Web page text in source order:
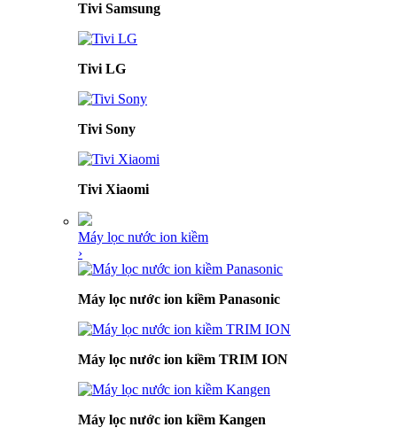
Tivi Samsung
Tivi LG
Tivi Sony
Tivi Xiaomi
Máy lọc nước ion kiềm
›
Máy lọc nước ion kiềm Panasonic
Máy lọc nước ion kiềm TRIM ION
Máy lọc nước ion kiềm Kangen